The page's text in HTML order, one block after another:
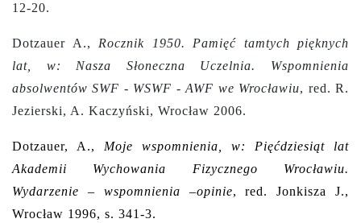
12-20.
Dotzauer A., Rocznik 1950. Pamięć tamtych pięknych
lat, w: Nasza Słoneczna Uczelnia. Wspomnienia
absolwentów SWF - WSWF - AWF we Wrocławiu, red. R.
Jezierski, A. Kaczyński, Wrocław 2006.
Dotzauer, A., Moje wspomnienia, w: Pięćdziesiąt lat
Akademii Wychowania Fizycznego Wrocławiu.
Wydarzenie – wspomnienia –opinie, red. Jonkisza J.,
Wrocław 1996, s. 341-3.